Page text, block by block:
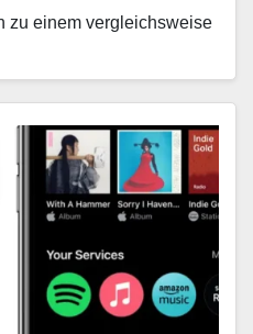
zu einem vergleichsweise